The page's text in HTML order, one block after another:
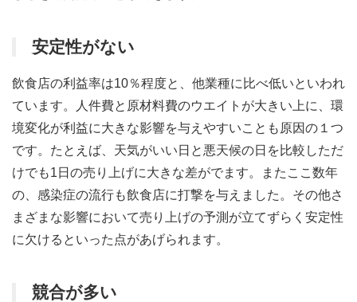
安定性がない
飲食店の利益率は10％程度と、他業種に比べ低いといわれ
ています。人件費と原材料費のウエイトが大きい上に、環
境変化が利益に大きな影響を与えやすいことも原因の１つ
です。たとえば、天気がいい日と悪天候の日を比較しただ
けでも1日の売り上げに大きな差がでます。またここ数年
の、感染症の流行も飲食店に打撃を与えました。その他さ
まざまな影響において売り上げの予測が立てずらく安定性
に欠けるといった点があげられます。
競合が多い